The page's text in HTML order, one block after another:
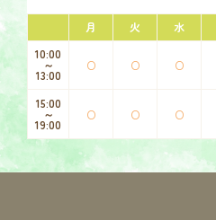
月 火 水
10:00
～
13:00
O O O
15:00
～
19:00
O O O